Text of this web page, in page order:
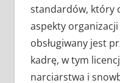
standardów, który
aspekty
obsługiwany jest
kadrę, w tym
narciarstwa i